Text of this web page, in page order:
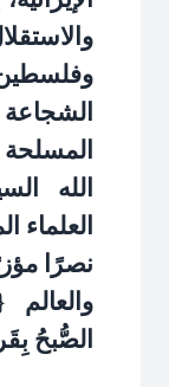
الله
العلماء
نصرًا
الصُّبحُ